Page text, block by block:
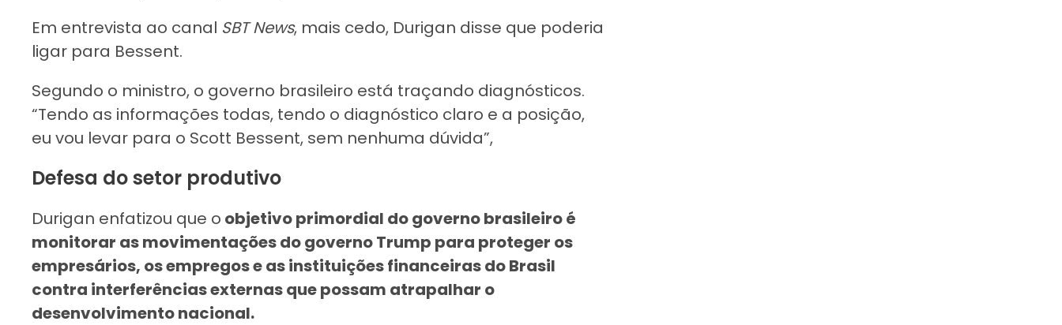
Em entrevista ao canal SBT News, mais cedo, Durigan disse que poderia
ligar para Bessent.
Segundo o ministro, o governo brasileiro está traçando diagnósticos.
“Tendo as informações todas, tendo o diagnóstico claro e a posição,
eu vou levar para o Scott Bessent, sem nenhuma dúvida”,
Defesa do setor produtivo
Durigan enfatizou que o objetivo primordial do governo brasileiro é
monitorar as movimentações do governo Trump para proteger os
empresários, os empregos e as instituições financeiras do Brasil
contra interferências externas que possam atrapalhar o
desenvolvimento nacional.